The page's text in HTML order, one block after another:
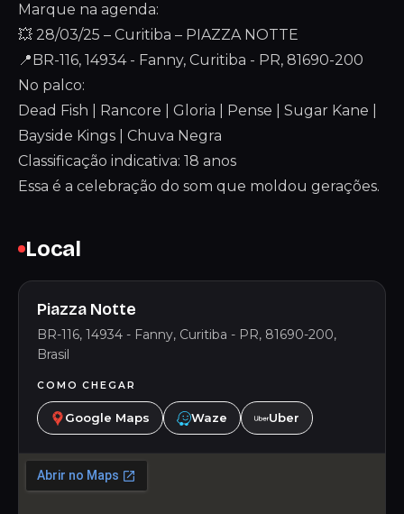
Marque na agenda:
💥 28/03/25 – Curitiba – PIAZZA NOTTE
📍BR-116, 14934 - Fanny, Curitiba - PR, 81690-200
No palco:
Dead Fish | Rancore | Gloria | Pense | Sugar Kane |
Bayside Kings | Chuva Negra
Classificação indicativa: 18 anos
Essa é a celebração do som que moldou gerações.
Local
Piazza Notte
BR-116, 14934 - Fanny, Curitiba - PR, 81690-200,
Brasil
COMO CHEGAR
Google Maps Waze Uber